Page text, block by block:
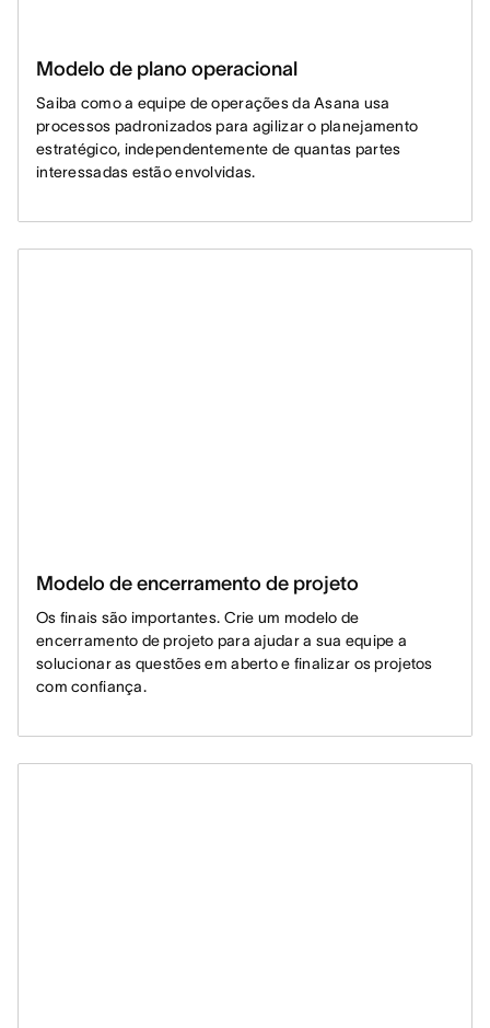
Modelo de plano operacional
Saiba como a equipe de operações da Asana usa
processos padronizados para agilizar o planejamento
estratégico, independentemente de quantas partes
interessadas estão envolvidas.
Modelo de encerramento de projeto
Os finais são importantes. Crie um modelo de
encerramento de projeto para ajudar a sua equipe a
solucionar as questões em aberto e finalizar os projetos
com confiança.